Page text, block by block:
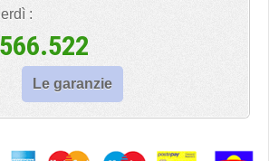
:
Le garanzie